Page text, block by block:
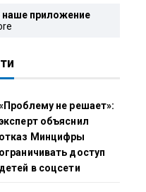
наше приложение
не решает»:
объяснил
отказ Минцифры
ограничивать доступ
детей в соцсети